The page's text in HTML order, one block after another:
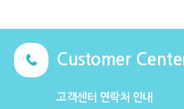
Customer
고객센터 연락처 안내